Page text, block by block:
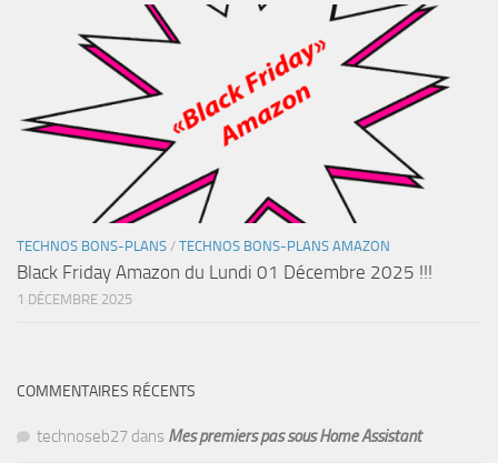
TECHNOS BONS-PLANS / TECHNOS BONS-PLANS AMAZON
Black Friday Amazon du Lundi 01 Décembre 2025 !!!
1 DÉCEMBRE 2025
COMMENTAIRES RÉCENTS
technoseb27 dans Mes premiers pas sous Home Assistant